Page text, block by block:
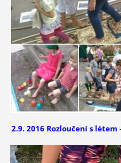
2.9. 2016 Rozloučení s létem